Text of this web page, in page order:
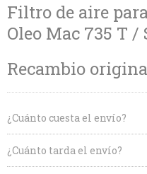
Filtro de aire
Oleo Mac 735 T /
Recambio
¿Cuánto cuesta el envío?
¿Cuánto tarda el envío?